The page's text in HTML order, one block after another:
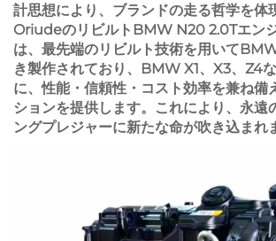
計思想により、ブランドの走る哲学を体
OriudeのリビルトBMW N20 2.0Tエン
は、最先端のリビルト技術を用いて
き製作されており、BMW X1、X3、Z4
に、性能・信頼性・コスト効率を兼ね備
ションを提供します。これにより、永
ングプレジャーに新たな命が吹き込まれ